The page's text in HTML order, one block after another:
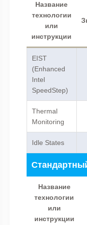
Название
технологии
или
инструкции
EIST
(Enhanced
Intel
SpeedStep)
Thermal
Monitoring
Idle States
Название
технологии
или
инструкции